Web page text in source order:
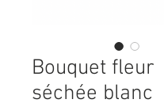
Bouquet fleur
séchée blanc